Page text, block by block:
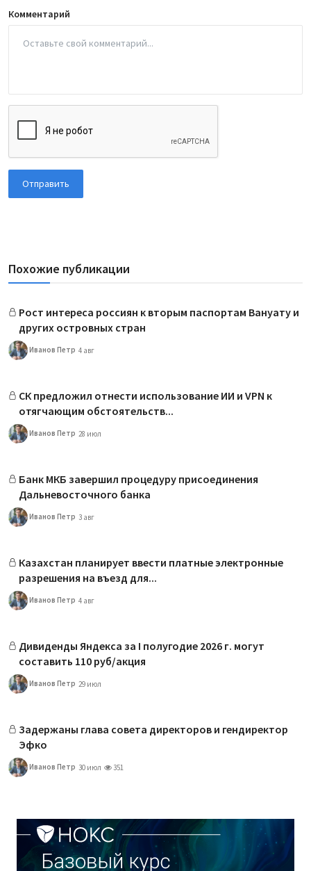
Комментарий
Отправить
Похожие публикации
Рост интереса россиян к вторым паспортам Вануату и
других островных стран
Иванов Петр 4 авг
СК предложил отнести использование ИИ и VPN к
отягчающим обстоятельств...
Иванов Петр 28 июл
Банк МКБ завершил процедуру присоединения
Дальневосточного банка
Иванов Петр 3 авг
Казахстан планирует ввести платные электронные
разрешения на въезд для...
Иванов Петр 4 авг
Дивиденды Яндекса за I полугодие 2026 г. могут
составить 110 руб/акция
Иванов Петр 29 июл
Задержаны глава совета директоров и гендиректор
Эфко
Иванов Петр 30 июл 351